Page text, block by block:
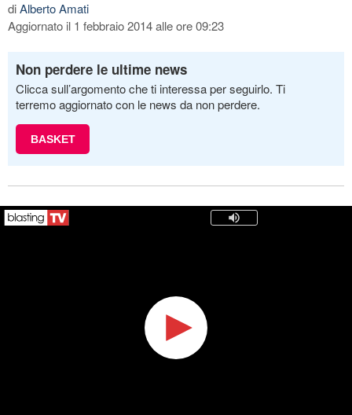
diAlberto Amati
Aggiornato il 1 febbraio 2014 alle ore 09:23
Non perdere le ultime news
Clicca sull’argomento che ti interessa per seguirlo. Ti
terremo aggiornato con le news da non perdere.
BASKET